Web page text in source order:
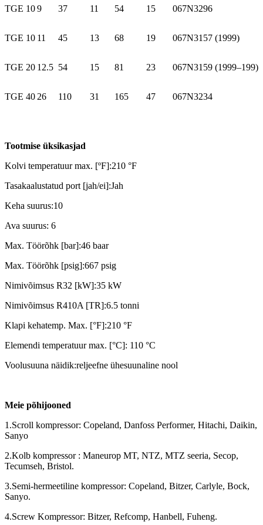
TGE 109 37 11 54 15 067N3296
TGE 10 11 45 13 68 19 067N3157 (1999)
TGE 20 12.5 54 15 81 23 067N3159 (1999–199)
TGE 40 26 110 31 165 47 067N3234
Tootmise üksikasjad
Kolvi temperatuur max. [ºF]:210 °F
Tasakaalustatud port [jah/ei]:Jah
Keha suurus:10
Ava suurus: 6
Max. Töörõhk [bar]:46 baar
Max. Töörõhk [psig]:667 psig
Nimivõimsus R32 [kW]:35 kW
Nimivõimsus R410A [TR]:6.5 tonni
Klapi kehatemp. Max. [°F]:210 °F
Elemendi temperatuur max. [°C]: 110 °C
Voolusuuna näidik:reljeefne ühesuunaline nool
Meie põhijooned
1.Scroll kompressor: Copeland, Danfoss Performer, Hitachi, Daikin,
Sanyo
2.Kolb kompressor : Maneurop MT, NTZ, MTZ seeria, Secop,
Tecumseh, Bristol.
3.Semi-hermeetiline kompressor: Copeland, Bitzer, Carlyle, Bock,
Sanyo.
4.Screw Kompressor: Bitzer, Refcomp, Hanbell, Fuheng.